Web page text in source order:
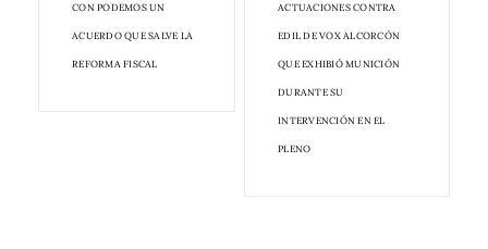
CON PODEMOS UN
ACUERDO QUE SALVE LA
REFORMA FISCAL
ACTUACIONES CONTRA
EDIL DE VOX ALCORCÓN
QUE EXHIBIÓ MUNICIÓN
DURANTE SU
INTERVENCIÓN EN EL
PLENO